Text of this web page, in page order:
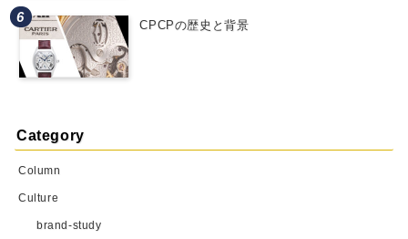
CPCPの歴史と背景
Category
Column
Culture
brand-study